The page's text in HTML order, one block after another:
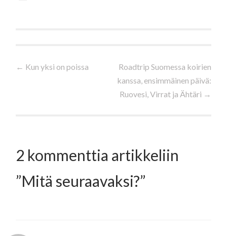
Artikkelien
← Kun yksi on poissa
Roadtrip Suomessa koirien
kanssa, ensimmäinen päivä:
Ruovesi, Virrat ja Ähtäri →
2 kommenttia artikkeliin
”Mitä seuraavaksi?”